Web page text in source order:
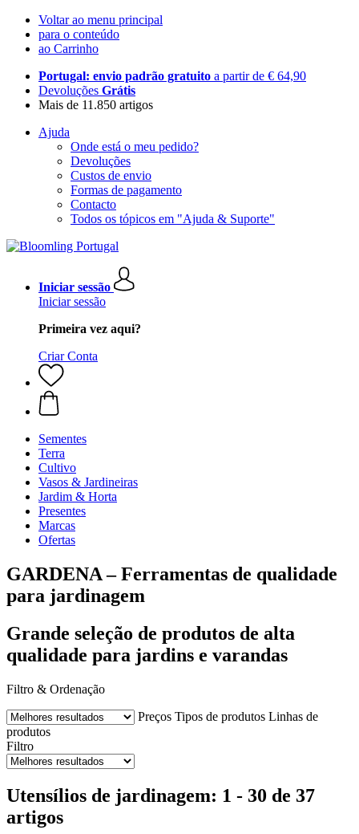
Voltar ao menu principal
para o conteúdo
ao Carrinho
Portugal: envio padrão gratuito a partir de € 64,90
Devoluções Grátis
Mais de 11.850 artigos
Ajuda
Onde está o meu pedido?
Devoluções
Custos de envio
Formas de pagamento
Contacto
Todos os tópicos em "Ajuda & Suporte"
Iniciar sessão
Iniciar sessão
Primeira vez aqui?
Criar Conta
Sementes
Terra
Cultivo
Vasos & Jardineiras
Jardim & Horta
Presentes
Marcas
Ofertas
GARDENA – Ferramentas de qualidade
para jardinagem
Grande seleção de produtos de alta
qualidade para jardins e varandas
Filtro & Ordenação
Preços Tipos de produtos Linhas de
produtos
Filtro
Utensílios de jardinagem: 1 - 30 de 37
artigos